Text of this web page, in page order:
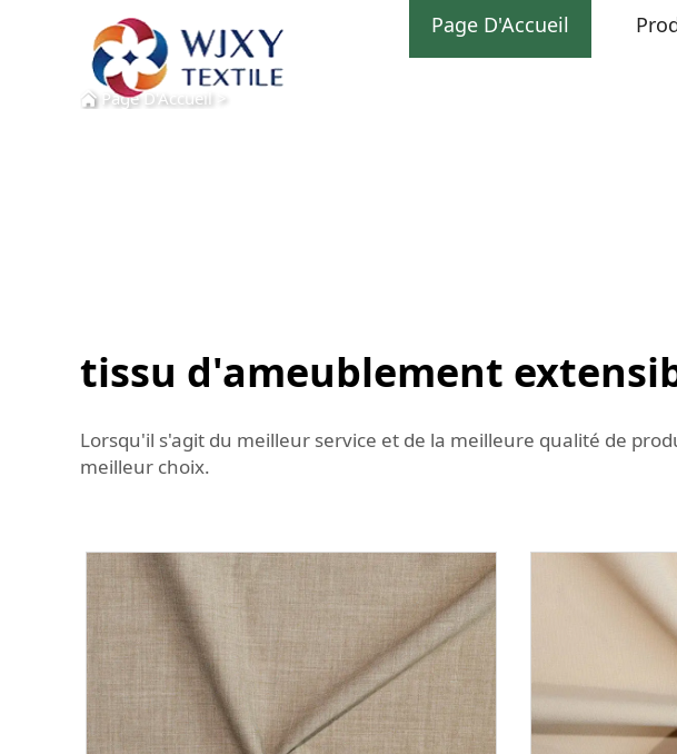
Page D'Accueil
Page D'Accueil>
tissu d'ameublement
Lorsqu'il s'agit du meilleur service et de la meilleure qualité de
meilleur choix.